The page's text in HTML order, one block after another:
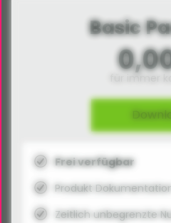
Basic
Frei verfügbar
Produkt
Zeitlich unbegrenzte